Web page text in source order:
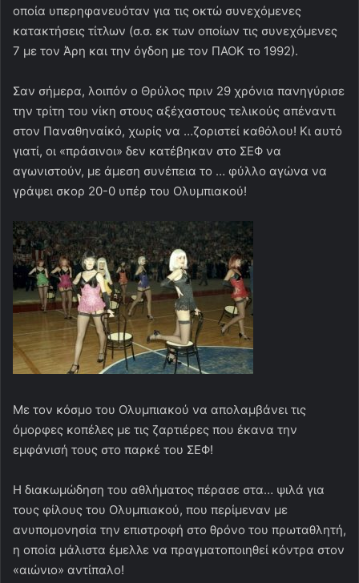
οποία υπερηφανευόταν για τις οκτώ συνεχόμενες
κατακτήσεις τίτλων (σ.σ. εκ των οποίων τις συνεχόμενες
7 με τον Άρη και την όγδοη με τον ΠΑΟΚ το 1992).
Σαν σήμερα, λοιπόν ο Θρύλος πριν 29 χρόνια πανηγύρισε
την τρίτη του νίκη στους αξέχαστους τελικούς απέναντι
στον Παναθηναίκό, χωρίς να …ζοριστεί καθόλου! Κι αυτό
γιατί, οι «πράσινοι» δεν κατέβηκαν στο ΣΕΦ να
αγωνιστούν, με άμεση συνέπεια το … φύλλο αγώνα να
γράψει σκορ 20-0 υπέρ του Ολυμπιακού!
Με τον κόσμο του Ολυμπιακού να απολαμβάνει τις
όμορφες κοπέλες με τις ζαρτιέρες που έκανα την
εμφάνισή τους στο παρκέ του ΣΕΦ!
Η διακωμώδηση του αθλήματος πέρασε στα… ψιλά για
τους φίλους του Ολυμπιακού, που περίμεναν με
ανυπομονησία την επιστροφή στο θρόνο του πρωταθλητή,
η οποία μάλιστα έμελλε να πραγματοποιηθεί κόντρα στον
«αιώνιο» αντίπαλο!